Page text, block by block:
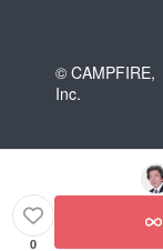
© CAMPFIRE,
Inc.
0